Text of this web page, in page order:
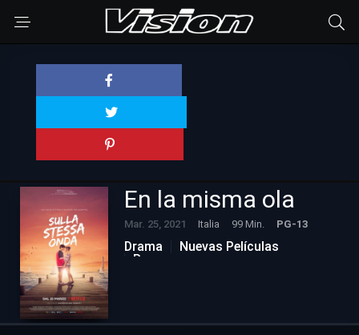
En la misma ola
Mar. 25, 2021 Italia 99 Min. PG-13
Drama
Nuevas Películas
Romance